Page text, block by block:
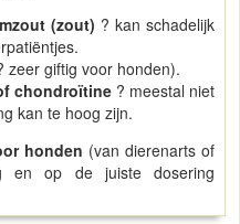
(zout) ? kan schadelijk
zeer giftig voor honden).
chondroïtine ? meestal niet
kan te hoog zijn.
honden (van dierenarts of
en op de juiste dosering